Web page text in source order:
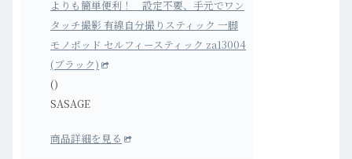
よりも簡単便利！ 設定不要、手元でワン
タッチ撮影 有線自分撮りスティック 一脚
モノポッド セルフィースティック za13004
(ブラック)
()
SASAGE
商品詳細を見る